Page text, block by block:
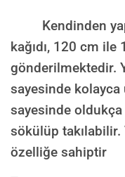
Kendinden
kağıdı, 120 cm ile
gönderilmektedir.
sayesinde
sayesinde oldukça
sökülüp
özelliğe sahiptir